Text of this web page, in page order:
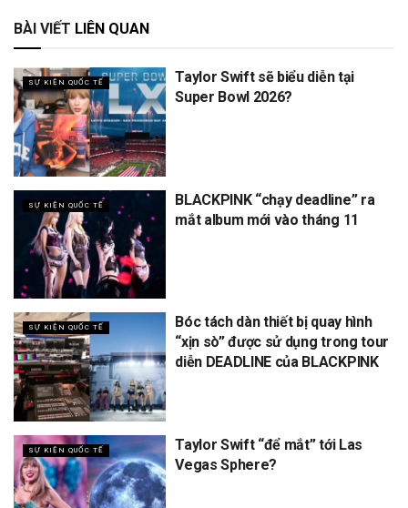
BÀI VIẾT LIÊN QUAN
SỰ KIỆN QUỐC TẾ
Taylor Swift sẽ biểu diễn tại
Super Bowl 2026?
SỰ KIỆN QUỐC TẾ
BLACKPINK “chạy deadline” ra
mắt album mới vào tháng 11
SỰ KIỆN QUỐC TẾ
Bóc tách dàn thiết bị quay hình
“xịn sò” được sử dụng trong tour
diễn DEADLINE của BLACKPINK
SỰ KIỆN QUỐC TẾ
Taylor Swift “để mắt” tới Las
Vegas Sphere?